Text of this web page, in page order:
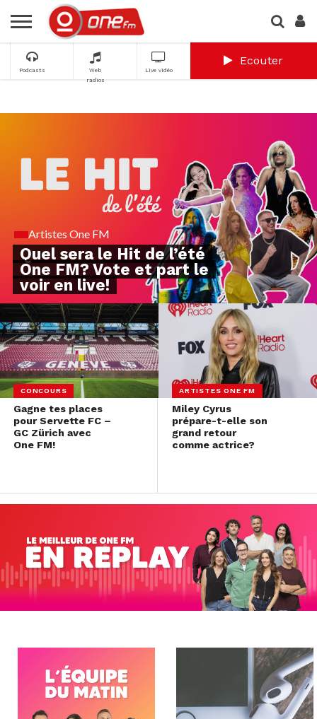
Podcasts
Web
radios
Live vidéo
Ecouter
Artistes One FM
Quel sera le Hit de l’été
One FM? Vote et part le
voir en live!
CONCOURS
Gagne tes places
pour Servette FC –
GC Zürich avec
One FM!
ARTISTES ONE FM
Miley Cyrus
prépare-t-elle son
grand retour
comme actrice?